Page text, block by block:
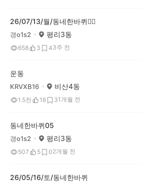
26/07/13/월/동네한바퀴🏃‍♀️
갱o1s2 평리3동
658 3 43주 전
운동
KRVXB16 비산4동
1.5천 16 31개월 전
동네한바퀴05
갱o1s2 평리3동
507 5 02개월 전
26/05/16/토/동네한바퀴